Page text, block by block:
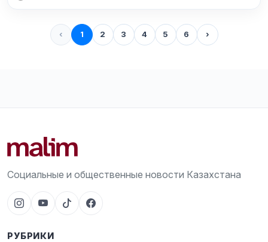
‹ 1 2 3 4 5 6 ›
Социальные и общественные новости Казахстана
РУБРИКИ